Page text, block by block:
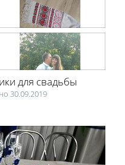
для свадьбы
30.09.2019